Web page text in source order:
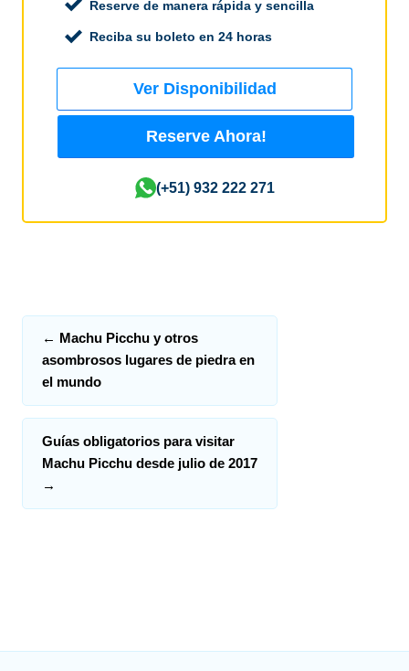
Reserve de manera rápida y sencilla
Reciba su boleto en 24 horas
Ver Disponibilidad
Reserve Ahora!
(+51) 932 222 271
← Machu Picchu y otros
asombrosos lugares de piedra en
el mundo
Guías obligatorios para visitar
Machu Picchu desde julio de 2017
→